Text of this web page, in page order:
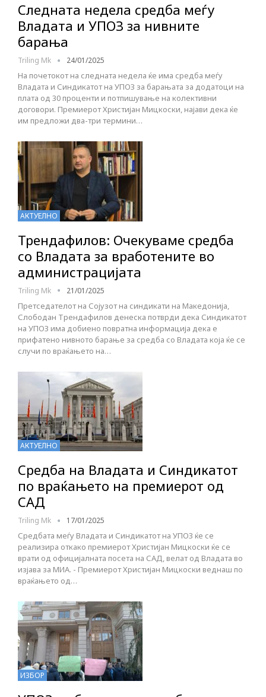
Следната недела средба меѓу
Владата и УПОЗ за нивните
барања
Triling Mk 24/01/2025
На почетокот на следната недела ќе има средба меѓу
Владата и Синдикатот на УПОЗ за барањата за додатоци на
плата од 30 проценти и потпишување на колективни
договори. Премиерот Христијан Мицкоски, најави дека ќе
им предложи два-три термини…
АКТУЕЛНО
Трендафилов: Очекуваме средба
со Владата за вработените во
администрацијата
Triling Mk 21/01/2025
Претседателот на Сојузот на синдикати на Македонија,
Слободан Трендафилов денеска потврди дека Синдикатот
на УПОЗ има добиено повратна информација дека е
прифатено нивното барање за средба со Владата која ќе се
случи по враќањето на…
АКТУЕЛНО
Средба на Владата и Синдикатот
по враќањето на премиерот од
САД
Triling Mk 17/01/2025
Средбата меѓу Владата и Синдикатот на УПОЗ ќе се
реализира откако премиерот Христијан Мицкоски ќе се
врати од официјалната посета на САД, велат од Владата во
изјава за МИА. - Премиерот Христијан Мицкоски веднаш по
враќањето од…
ИЗБОР